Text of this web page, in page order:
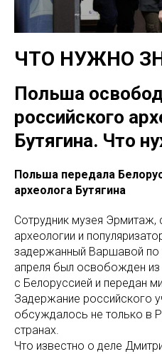
ЧТО НУЖНО
Польша
российского
Бутягина. Что
Польша передала
археолога Бутягина
Сотрудник музея Эрмитаж,
археологии и
задержанный Варшавой по
апреля был освобожден
с Белоруссией и передан
Задержание российского
обсуждалось не только в
странах.
Что известно о деле